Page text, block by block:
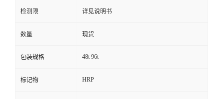
检测限 详见说明书
数量 现货
包装规格 48t 96t
标记物 HRP